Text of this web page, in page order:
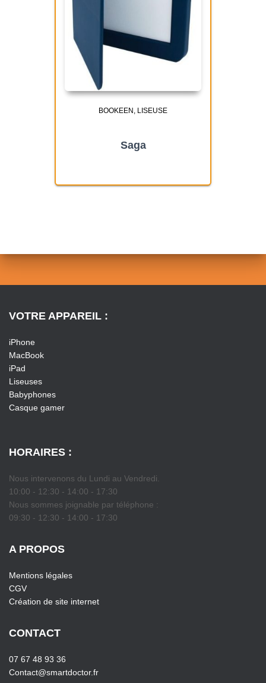
BOOKEEN LISEUSE
Saga
VOTRE APPAREIL :
iPhone
MacBook
iPad
Liseuses
Babyphones
Casque gamer
HORAIRES :
Nous intervenons du Lundi au Vendredi.
10:00 - 12:30 - 14:00 - 17:30
Nous sommes joignable par téléphone :
09:30 - 12:30 - 14:00 - 17:30
A PROPOS
Mentions légales
CGV
Création de site internet
CONTACT
07 67 48 93 36
Contact@smartdoctor.fr